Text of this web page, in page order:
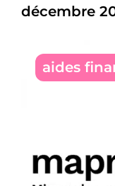
décembre
aides